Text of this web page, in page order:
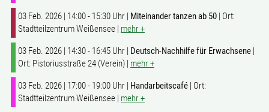
03 Feb. 2026 | 14:00 - 15:30 Uhr | Miteinander tanzen ab 50 | Ort:
Stadtteilzentrum Weißensee | mehr +
03 Feb. 2026 | 14:30 - 16:45 Uhr | Deutsch-Nachhilfe für Erwachsene |
Ort: Pistoriusstraße 24 (Verein) | mehr +
03 Feb. 2026 | 17:00 - 19:00 Uhr | Handarbeitscafé | Ort:
Stadtteilzentrum Weißensee | mehr +